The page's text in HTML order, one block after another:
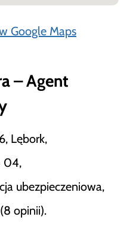
Google Maps
– Agent
Lębork,
04,
ubezpieczeniowa,
opinii).